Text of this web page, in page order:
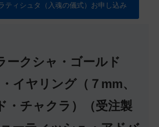
ティシュタ（入魂の儀式）お申し込み